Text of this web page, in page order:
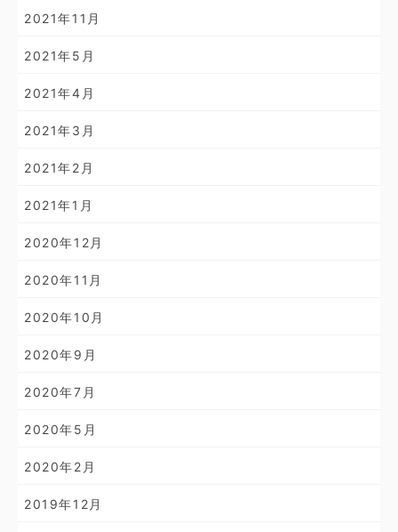
2021年11月
2021年5月
2021年4月
2021年3月
2021年2月
2021年1月
2020年12月
2020年11月
2020年10月
2020年9月
2020年7月
2020年5月
2020年2月
2019年12月